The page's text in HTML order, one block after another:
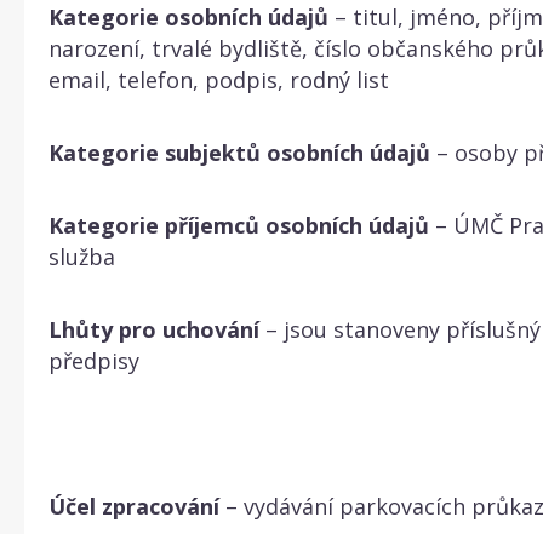
Kategorie osobních údajů – titul, jméno,
narození, trvalé bydliště, číslo občanského
email, telefon, podpis, rodný list
Kategorie subjektů osobních údajů – osoby
Kategorie příjemců osobních údajů – ÚMČ
služba
Lhůty pro uchování– jsou stanoveny
předpisy
Účel zpracování– vydávání parkovacích